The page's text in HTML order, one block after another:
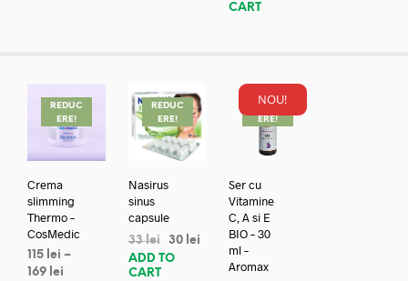
CART
REDUC
ERE!
Crema
slimming
Thermo –
CosMedic
115 lei –
169 lei
REDUC
ERE!
Nasirus
sinus
capsule
33lei 30 lei
ADD TO
CART
NOU!
REDUC
ERE!
Ser cu
Vitamine
C, A si E
BIO – 30
ml –
Aromax